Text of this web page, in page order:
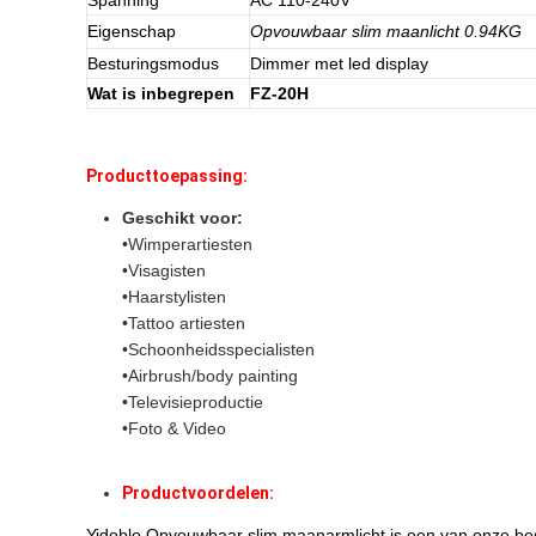
Eigenschap
Opvouwbaar slim maanlicht 0.94KG
Besturingsmodus
Dimmer met led display
Wat is inbegrepen
FZ-20H
Producttoepassing:
Geschikt voor:
•Wimperartiesten
•Visagisten
•Haarstylisten
•Tattoo artiesten
•Schoonheidsspecialisten
•Airbrush/body painting
•Televisieproductie
•Foto & Video
Productvoordelen: